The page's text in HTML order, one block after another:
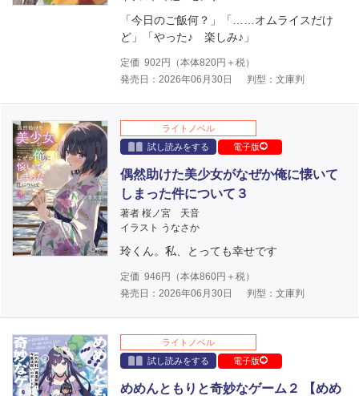
「今日のご飯何？」「……オムライスだけ
ど」「やった♪ 楽しみ♪」
定価 902 円（本体820円＋税）
発売日：2026年06月30日
判型：文庫判
ライトノベル
試し読みをする
電子版
偶然助けた美少女がなぜか俺に懐いて
しまった件について３
著者 桜ノ宮 天音
イラスト うなさか
玲くん。私、とっても幸せです
定価 946 円（本体860円＋税）
発売日：2026年06月30日
判型：文庫判
ライトノベル
試し読みをする
電子版
めめんともりと奇妙なゲーム２ 【めめ